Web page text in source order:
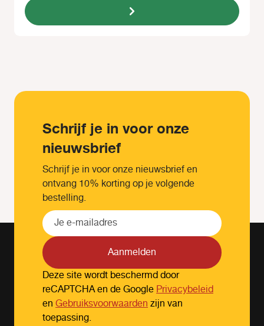
Schrijf je in voor onze
nieuwsbrief
Schrijf je in voor onze nieuwsbrief en
ontvang 10% korting op je volgende
bestelling.
Aanmelden
Deze site wordt beschermd door
reCAPTCHA en de GooglePrivacybeleid
en Gebruiksvoorwaardenzijn van
toepassing.